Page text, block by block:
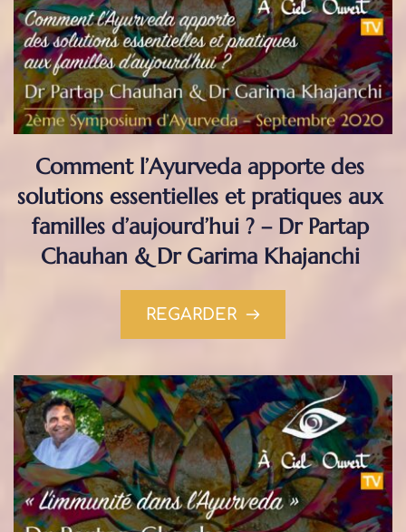
Comment l’Ayurveda apporte des
solutions essentielles et pratiques aux
familles d’aujourd’hui ? – Dr Partap
Chauhan & Dr Garima Khajanchi
REGARDER